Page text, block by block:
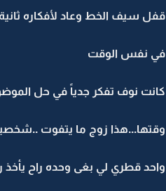
قفل سيف الخط وعاد لأفكاره
في نفس الوقت
كانت نوف تفكر جدياً في حل
وقتها...هذا زوج ما يتفوت
واحد قطري لي بغى وحده راح يأخذ